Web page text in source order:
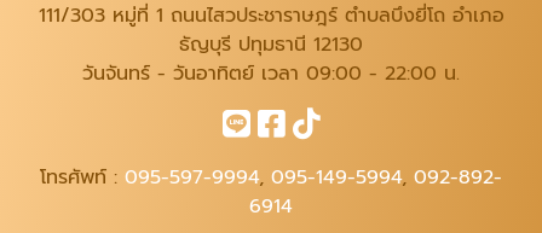
111/303 หมู่ที่ 1 ถนนไสวประชาราษฎร์ ตำบลบึงยี่โถ อำเภอ
ธัญบุรี ปทุมธานี 12130
วันจันทร์ - วันอาทิตย์ เวลา 09:00 - 22:00 น.
โทรศัพท์ : 095-597-9994, 095-149-5994, 092-892-
6914